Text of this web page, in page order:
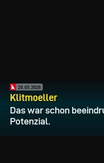
28.05.2026
Klitmoeller
Das war schon
Potenzial.